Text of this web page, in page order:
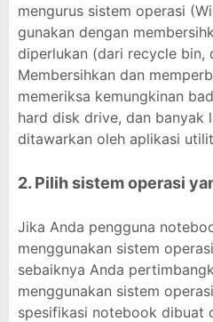
mengurus sistem operasi
gunakan dengan
diperlukan (dari recycle bin,
Membersihkan dan
memeriksa kemungkinan
hard disk drive, dan banyak
ditawarkan oleh aplikasi
2. Pilih sistem operasi
Jika Anda pengguna
menggunakan sistem
sebaiknya Anda
menggunakan sistem
spesifikasi notebook dibuat